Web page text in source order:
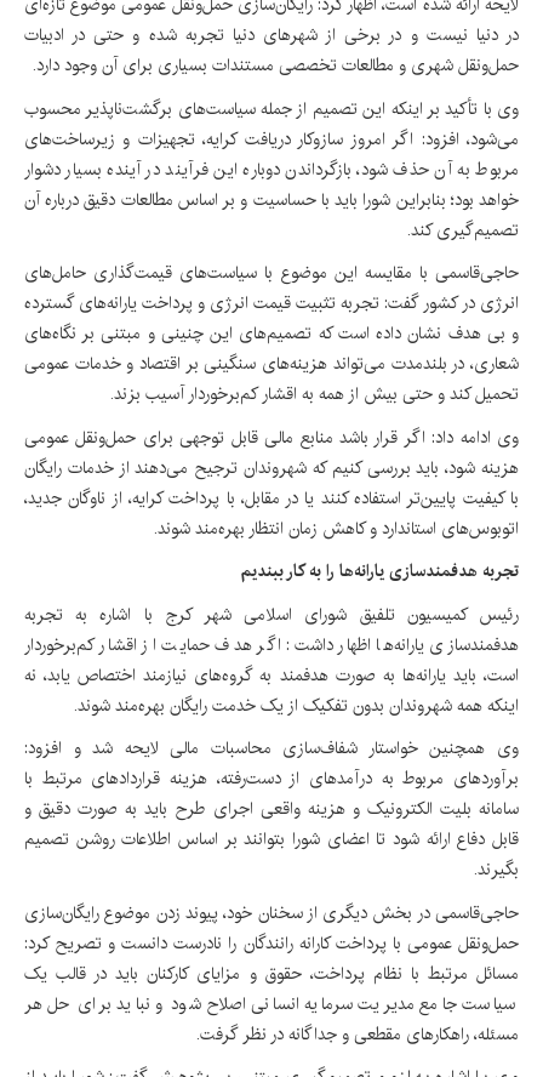
در دنیا نیست و در برخی از شهرهای دنیا تجربه شده و حتی در ادبیات
حمل‌ونقل شهری و مطالعات تخصصی مستندات بسیاری برای آن وجود دارد.
وی با تأکید بر اینکه این تصمیم از جمله سیاست‌های برگشت‌ناپذیر محسوب
می‌شود، افزود: اگر امروز سازوکار دریافت کرایه، تجهیزات و زیرساخت‌های
مربوط به آن حذف شود، بازگرداندن دوباره این فرآیند در آینده بسیار دشوار
خواهد بود؛ بنابراین شورا باید با حساسیت و بر اساس مطالعات دقیق درباره آن
تصمیم‌گیری کند.
حاجی‌قاسمی با مقایسه این موضوع با سیاست‌های قیمت‌گذاری حامل‌های
انرژی در کشور گفت: تجربه تثبیت قیمت انرژی و پرداخت یارانه‌های گسترده
و بی هدف نشان داده است که تصمیم‌های این چنینی و مبتنی بر نگاه‌های
شعاری، در بلندمدت می‌تواند هزینه‌های سنگینی بر اقتصاد و خدمات عمومی
تحمیل کند و حتی بیش از همه به اقشار کم‌برخوردار آسیب بزند.
وی ادامه داد: اگر قرار باشد منابع مالی قابل توجهی برای حمل‌ونقل عمومی
هزینه شود، باید بررسی کنیم که شهروندان ترجیح می‌دهند از خدمات رایگان
با کیفیت پایین‌تر استفاده کنند یا در مقابل، با پرداخت کرایه، از ناوگان جدید،
اتوبوس‌های استاندارد و کاهش زمان انتظار بهره‌مند شوند.
تجربه هدفمندسازی یارانه‌ها را به کار ببندیم
رئیس کمیسیون تلفیق شورای اسلامی شهر کرج با اشاره به تجربه
هدفمندسازی یارانه‌ها اظهار داشت: اگر هدف حمایت از اقشار کم‌برخوردار
است، باید یارانه‌ها به صورت هدفمند به گروه‌های نیازمند اختصاص یابد، نه
اینکه همه شهروندان بدون تفکیک از یک خدمت رایگان بهره‌مند شوند.
وی همچنین خواستار شفاف‌سازی محاسبات مالی لایحه شد و افزود:
برآوردهای مربوط به درآمدهای از دست‌رفته، هزینه قراردادهای مرتبط با
سامانه بلیت الکترونیک و هزینه واقعی اجرای طرح باید به صورت دقیق و
قابل دفاع ارائه شود تا اعضای شورا بتوانند بر اساس اطلاعات روشن تصمیم
بگیرند.
حاجی‌قاسمی در بخش دیگری از سخنان خود، پیوند زدن موضوع رایگان‌سازی
حمل‌ونقل عمومی با پرداخت کارانه رانندگان را نادرست دانست و تصریح کرد:
مسائل مرتبط با نظام پرداخت، حقوق و مزایای کارکنان باید در قالب یک
سیاست جامع مدیریت سرمایه انسانی اصلاح شود و نباید برای حل هر
مسئله، راهکارهای مقطعی و جداگانه در نظر گرفت.